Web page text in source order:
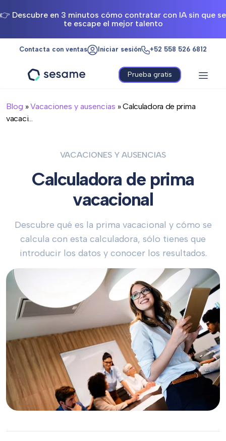
👉 Descubre en 3 minutos cómo contratar con IA sin que se
te escape el mejor talento
Contacta con ventas Iniciar sesión +52 558 526 6812
Prueba gratis
Blog »Vacaciones y ausencias » Calculadora de prima
vacaci...
VACACIONES Y AUSENCIAS
Calculadora de prima
vacacional
Descubre qué es la prima vacacional y cómo se
calcula con esta calculadora, sólo tienes que
introducir los datos y conocer los resultados.